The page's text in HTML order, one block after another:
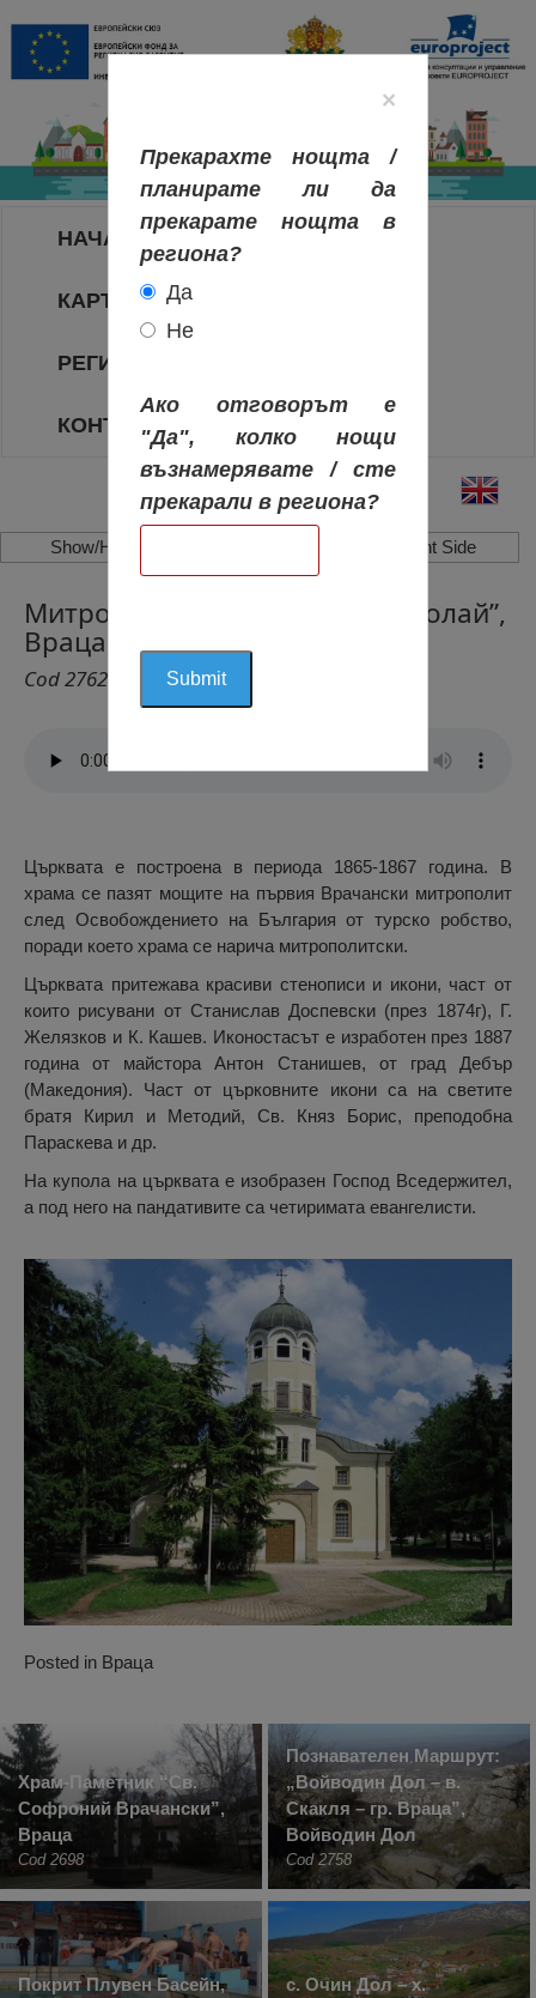
НАЧАЛО
КАРТА НА РЕГИОНИТЕ
РЕГИОНИ
КОНТАКТИ
Show/Hide Left Side Show/Hide Right Side
Митрополитски Храм “Св. Николай”,
Враца
Cod 2762
Църквата е построена в периода 1865-1867 година. В
храма се пазят мощите на първия Врачански митрополит
след Освобождението на България от турско робство,
поради което храма се нарича митрополитски.
Църквата притежава красиви стенописи и икони, част от
които рисувани от Станислав Доспевски (през 1874г), Г.
Желязков и К. Кашев. Иконостасът е изработен през 1887
година от майстора Антон Станишев, от град Дебър
(Македония). Част от църковните икони са на светите
братя Кирил и Методий, Св. Княз Борис, преподобна
Параскева и др.
На купола на църквата е изобразен Господ Вседержител,
а под него на пандативите са четиримата евангелисти.
×
Прекарахте нощта /
планирате ли да
прекарате нощта в
региона?
Да
Не
Ако отговорът е
"Да", колко нощи
възнамерявате / сте
прекарали в региона?
Posted in Враца
Храм-Паметник “Св.
Софроний Врачански”,
Враца
Cod 2698
Познавателен Маршрут:
„Войводин Дол – в.
Скакля – гр. Враца”,
Войводин Дол
Cod 2758
Покрит Плувен Басейн,
с. Очин Дол – х.